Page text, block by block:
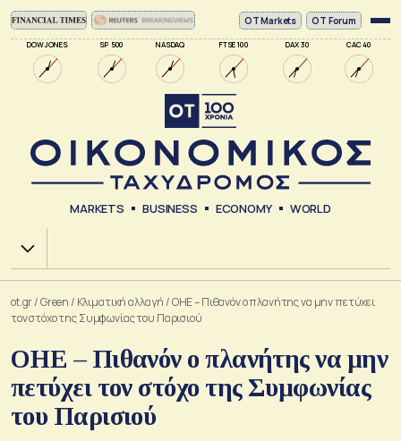
DOW JONES SP 500 NASDAQ FTSE 100 DAX 30 CAC 40
ΟΤ Markets OT Forum
MARKETS BUSINESS ECONOMY WORLD
Χ.Α.
ot.gr/Green / Κλιματική αλλαγή /ΟΗΕ – Πιθανόν ο πλανήτης να μην πετύχει
τον στόχο της Συμφωνίας του Παρισιού
ΟΗΕ – Πιθανόν ο πλανήτης να μην
πετύχει τον στόχο της Συμφωνίας
του Παρισιού